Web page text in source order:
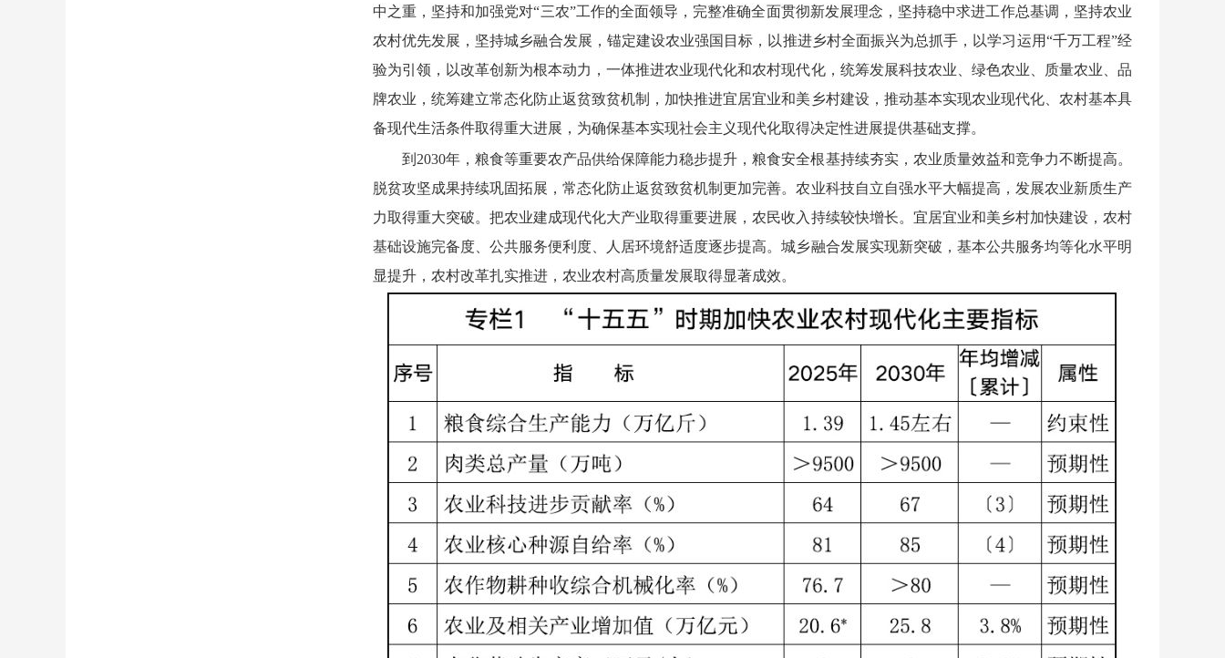
中之重，坚持和加强党对“三农”工作的全面领导，完整准确全面贯彻新发展理念，坚持稳中求进工作总基调，坚持农业
农村优先发展，坚持城乡融合发展，锚定建设农业强国目标，以推进乡村全面振兴为总抓手，以学习运用“千万工程”经
验为引领，以改革创新为根本动力，一体推进农业现代化和农村现代化，统筹发展科技农业、绿色农业、质量农业、品
牌农业，统筹建立常态化防止返贫致贫机制，加快推进宜居宜业和美乡村建设，推动基本实现农业现代化、农村基本具
备现代生活条件取得重大进展，为确保基本实现社会主义现代化取得决定性进展提供基础支撑。
到2030年，粮食等重要农产品供给保障能力稳步提升，粮食安全根基持续夯实，农业质量效益和竞争力不断提高。
脱贫攻坚成果持续巩固拓展，常态化防止返贫致贫机制更加完善。农业科技自立自强水平大幅提高，发展农业新质生产
力取得重大突破。把农业建成现代化大产业取得重要进展，农民收入持续较快增长。宜居宜业和美乡村加快建设，农村
基础设施完备度、公共服务便利度、人居环境舒适度逐步提高。城乡融合发展实现新突破，基本公共服务均等化水平明
显提升，农村改革扎实推进，农业农村高质量发展取得显著成效。